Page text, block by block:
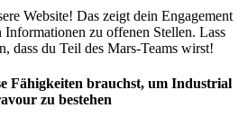
Website! Das zeigt dein Engagement
Informationen zu offenen Stellen. Lass
dass du Teil des Mars-Teams wirst!
Fähigkeiten brauchst, um Industrial
zu bestehen